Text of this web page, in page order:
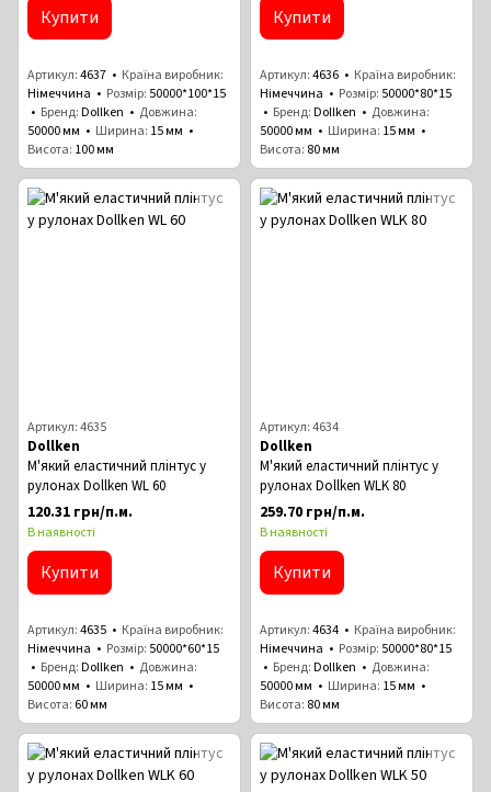
Купити
Артикул 4637
Країна виробник
Німеччина
Розмір 50000*100*15
Бренд Dollken
Довжина
50000 мм
Ширина 15 мм
Висота 100 мм
Купити
Артикул 4636
Країна виробник
Німеччина
Розмір 50000*80*15
Бренд Dollken
Довжина
50000 мм
Ширина 15 мм
Висота 80 мм
Артикул: 4635
Dollken
М'який еластичний плінтус у
рулонах Dollken WL 60
120.31 грн/п.м.
В наявності
Купити
Артикул 4635
Країна виробник
Німеччина
Розмір 50000*60*15
Бренд Dollken
Довжина
50000 мм
Ширина 15 мм
Висота 60 ​​мм
Артикул: 4634
Dollken
М'який еластичний плінтус у
рулонах Dollken WLK 80
259.70 грн/п.м.
В наявності
Купити
Артикул 4634
Країна виробник
Німеччина
Розмір 50000*80*15
Бренд Dollken
Довжина
50000 мм
Ширина 15 мм
Висота 80 мм